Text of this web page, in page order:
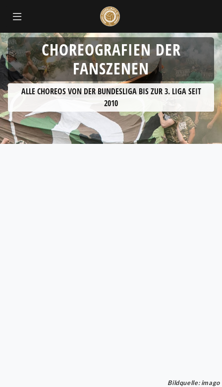
CHOREOGRAFIEN DER
FANSZENEN
ALLE CHOREOS VON DER BUNDESLIGA BIS ZUR 3. LIGA SEIT
2010
Bildquelle: imago